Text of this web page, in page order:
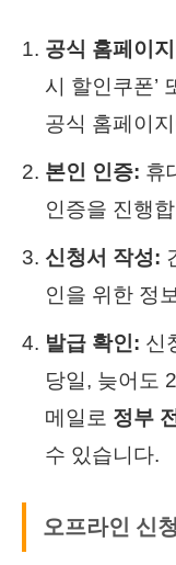
공식 홈페이
시 할인쿠폰’
공식 홈페이
본인 인증: 휴
인증을 진행
신청서 작성:
인을 위한 정
발급 확인: 신
당일, 늦어도
메일로 정부
수 있습니다.
오프라인 신